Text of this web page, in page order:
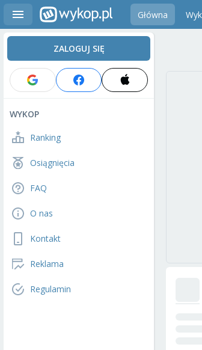
Główna
ZALOGUJ SIĘ
WYKOP
Ranking
Osiągnięcia
FAQ
O nas
Kontakt
Reklama
Regulamin